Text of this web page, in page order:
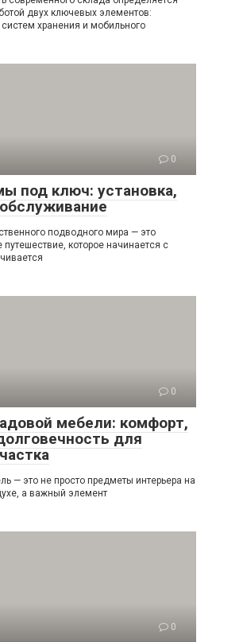
двух ключевых элементов:
хранения и мобильного
0
под ключ: установка,
подводного мира — это
путешествие, которое начинается с
0
мебели: комфорт,
для
— это не просто предметы интерьера на
а важный элемент
0